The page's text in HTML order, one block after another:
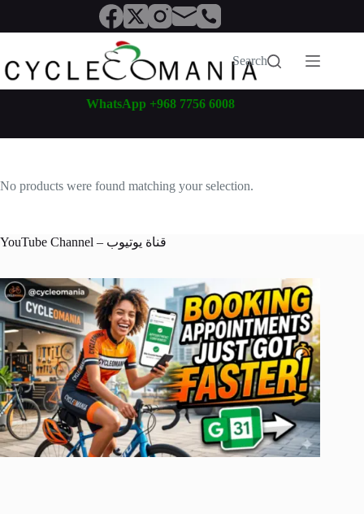
content
Search
WhatsApp +968 7756 6008
No products were found matching your selection.
YouTube Channel – قناة يوتيوب